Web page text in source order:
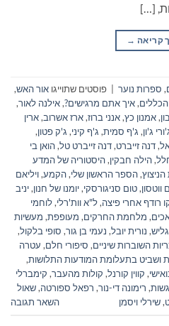
[…]
קריאה →
, ספרות נוער פוסטים שתוייגו אור האש,
הכללים,איך אתם מרגישים?,אילנה לאור,
,אמנון כץ,אנני ברוז,ארז אשרוב,ארין
ג'ון, ג'ף סמית, ג'ף קיני, ג'ק פטון,
,דנה זייברט,דנה זייברט טל,הואן בי
,הילה חבקין,היסטוריה של המדע
,הספר הראשון שלי,הקמע,ויליאם
ווטסון,טום סניגורסקי,יומנו של חנון,יניב
רודף אחרי פיצה,ל"א וות'רלי,לוחמי
, מלחמת החרקים, מעופפת, מעשיות
, נורית יובל, נעמי בן גור, סופי בלקול,
השוברות שיניים, סיפורי חלם, עטרה
ושביט בתעלומת המודעות התלושות,
, קווין קורנל, קולות מהעבר, קימברלי
, רימונה די-נור, רפאל ספורטה,שאול
,שירלי ויסמן השאר תגובה